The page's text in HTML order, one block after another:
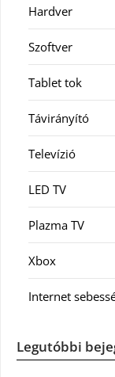
Hardver
Szoftver
Tablet tok
Távirányító
Televízió
LED TV
Plazma TV
Xbox
Internet
Legutóbbi